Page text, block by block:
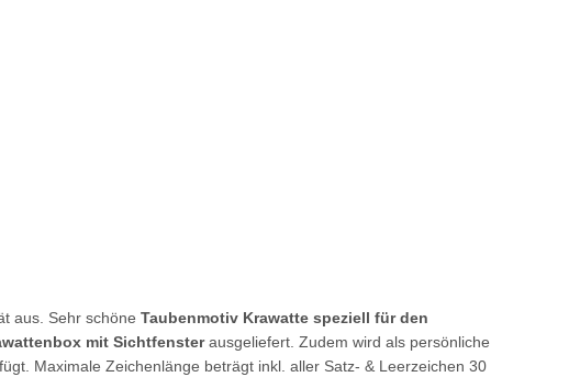
aus. Sehr schöne Taubenmotiv Krawatte speziell für den
mit Sichtfensterausgeliefert. Zudem wird als persönliche
Maximale Zeichenlänge beträgt inkl. aller Satz- & Leerzeichen 30